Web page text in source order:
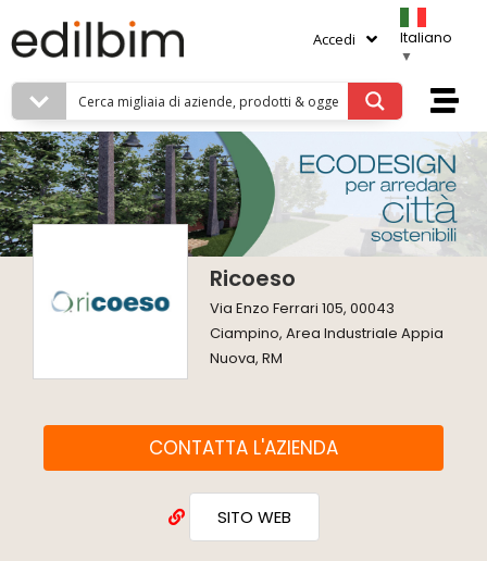
Accedi
Italiano
▼
Ricoeso
Via Enzo Ferrari 105, 00043
Ciampino, Area Industriale Appia
Nuova, RM
CONTATTA L'AZIENDA
SITO WEB